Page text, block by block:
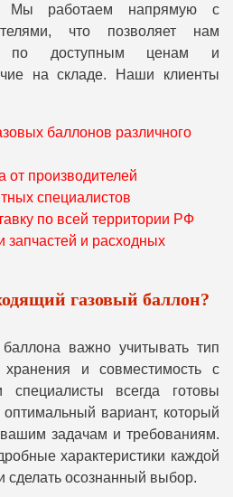
Мы работаем напрямую с
что позволяет нам
по доступным ценам и
на складе. Наши клиенты
баллонов различного
от производителей
специалистов
по всей территории РФ
запчастей и расходных
газовый баллон?
важно учитывать тип
и совместимость с
всегда готовы
вариант, который
вашим задачам и требованиям.
характеристики каждой
сделать осознанный выбор.